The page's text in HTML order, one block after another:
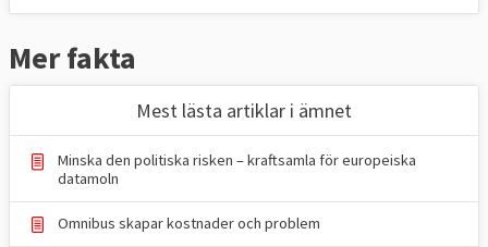
Skicka text och bild till:
red@europaportalen.se
Mer fakta
Mest lästa artiklar i ämnet
Minska den politiska risken – kraftsamla för europeiska
datamoln
Omnibus skapar kostnader och problem